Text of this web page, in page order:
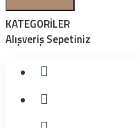
KATEGORİLER
Alışveriş Sepetiniz